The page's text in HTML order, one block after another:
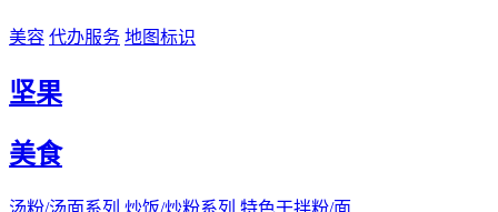
美容 代办服务 地图标识
坚果
美食
汤粉/汤面系列 炒饭/炒粉系列 特色干拌粉/面